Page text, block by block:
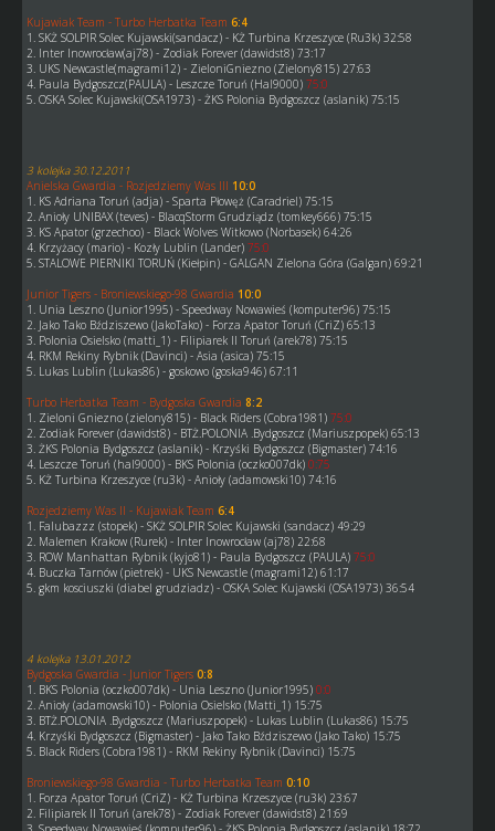
Kujawiak Team - Turbo Herbatka Team 6:4
1. SKŻ SOLPIR Solec Kujawski(sandacz) - KŻ Turbina Krzeszyce (Ru3k) 32:58
2. Inter Inowrocław(aj78) - Zodiak Forever (dawidst8) 73:17
3. UKS Newcastle(magrami12) - ZieloniGniezno (Zielony815) 27:63
4. Paula Bydgoszcz(PAULA) - Leszcze Toruń (Hal9000) 75:0
5. OSKA Solec Kujawski(OSA1973) - ŻKS Polonia Bydgoszcz (aslanik) 75:15
3 kolejka 30.12.2011
Anielska Gwardia - Rozjedziemy Was III 10:0
1. KS Adriana Toruń (adja) - Sparta Płowęż (Caradriel) 75:15
2. Anioły UNIBAX (teves) - BlacqStorm Grudziądz (tomkey666) 75:15
3. KS Apator (grzechoo) - Black Wolves Witkowo (Norbasek) 64:26
4. Krzyżacy (mario) - Kozły Lublin (Lander) 75:0
5. STALOWE PIERNIKI TORUŃ (Kiełpin) - GALGAN Zielona Góra (Galgan) 69:21
Junior Tigers - Broniewskiego-98 Gwardia 10:0
1. Unia Leszno (Junior1995) - Speedway Nowawieś (komputer96) 75:15
2. Jako Tako Bździszewo (JakoTako) - Forza Apator Toruń (CriZ) 65:13
3. Polonia Osielsko (matti_1) - Filipiarek II Toruń (arek78) 75:15
4. RKM Rekiny Rybnik (Davinci) - Asia (asica) 75:15
5. Lukas Lublin (Lukas86) - goskowo (goska946) 67:11
Turbo Herbatka Team - Bydgoska Gwardia 8:2
1. Zieloni Gniezno (zielony815) - Black Riders (Cobra1981) 75:0
2. Zodiak Forever (dawidst8) - BTŻ.POLONIA .Bydgoszcz (Mariuszpopek) 65:13
3. ŻKS Polonia Bydgoszcz (aslanik) - Krzyśki Bydgoszcz (Bigmaster) 74:16
4. Leszcze Toruń (hal9000) - BKS Polonia (oczko007dk) 0:75
5. KŻ Turbina Krzeszyce (ru3k) - Anioły (adamowski10) 74:16
Rozjedziemy Was II - Kujawiak Team 6:4
1. Falubazzz (stopek) - SKŻ SOLPIR Solec Kujawski (sandacz) 49:29
2. Malemen Krakow (Rurek) - Inter Inowrocław (aj78) 22:68
3. ROW Manhattan Rybnik (kyjo81) - Paula Bydgoszcz (PAULA) 75:0
4. Buczka Tarnów (pietrek) - UKS Newcastle (magrami12) 61:17
5. gkm kosciuszki (diabel grudziadz) - OSKA Solec Kujawski (OSA1973) 36:54
4 kolejka 13.01.2012
Bydgoska Gwardia - Junior Tigers 0:8
1. BKS Polonia (oczko007dk) - Unia Leszno (Junior1995) 0:0
2. Anioły (adamowski10) - Polonia Osielsko (Matti_1) 15:75
3. BTŻ.POLONIA .Bydgoszcz (Mariuszpopek) - Lukas Lublin (Lukas86) 15:75
4. Krzyśki Bydgoszcz (Bigmaster) - Jako Tako Bździszewo (Jako Tako) 15:75
5. Black Riders (Cobra1981) - RKM Rekiny Rybnik (Davinci) 15:75
Broniewskiego-98 Gwardia - Turbo Herbatka Team 0:10
1. Forza Apator Toruń (CriZ) - KŻ Turbina Krzeszyce (ru3k) 23:67
2. Filipiarek II Toruń (arek78) - Zodiak Forever (dawidst8) 21:69